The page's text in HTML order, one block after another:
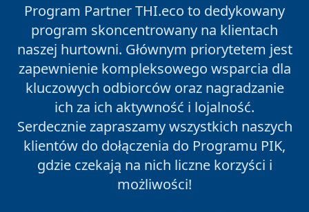
Program Partner THI.eco to dedykowany
program skoncentrowany na klientach
naszej hurtowni. Głównym priorytetem jest
zapewnienie kompleksowego wsparcia dla
kluczowych odbiorców oraz nagradzanie
ich za ich aktywność i lojalność.
Serdecznie zapraszamy wszystkich naszych
klientów do dołączenia do Programu PIK,
gdzie czekają na nich liczne korzyści i
możliwości!